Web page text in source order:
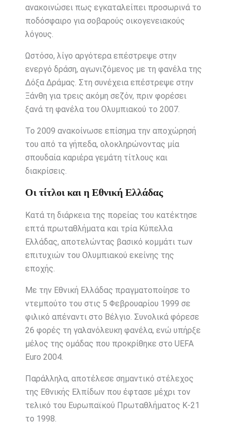
ανακοινώσει πως εγκαταλείπει προσωρινά το
ποδόσφαιρο για σοβαρούς οικογενειακούς
λόγους.
Ωστόσο, λίγο αργότερα επέστρεψε στην
ενεργό δράση, αγωνιζόμενος με τη φανέλα της
Δόξα Δράμας. Στη συνέχεια επέστρεψε στην
Ξάνθη για τρεις ακόμη σεζόν, πριν φορέσει
ξανά τη φανέλα του Ολυμπιακού το 2007.
Το 2009 ανακοίνωσε επίσημα την αποχώρησή
του από τα γήπεδα, ολοκληρώνοντας μία
σπουδαία καριέρα γεμάτη τίτλους και
διακρίσεις.
Οι τίτλοι και η Εθνική Ελλάδας
Κατά τη διάρκεια της πορείας του κατέκτησε
επτά πρωταθλήματα και τρία Κύπελλα
Ελλάδας, αποτελώντας βασικό κομμάτι των
επιτυχιών του Ολυμπιακού εκείνης της
εποχής.
Με την Εθνική Ελλάδας πραγματοποίησε το
ντεμπούτο του στις 5 Φεβρουαρίου 1999 σε
φιλικό απέναντι στο Βέλγιο. Συνολικά φόρεσε
26 φορές τη γαλανόλευκη φανέλα, ενώ υπήρξε
μέλος της ομάδας που προκρίθηκε στο UEFA
Euro 2004.
Παράλληλα, αποτέλεσε σημαντικό στέλεχος
της Εθνικής Ελπίδων που έφτασε μέχρι τον
τελικό του Ευρωπαϊκού Πρωταθλήματος Κ-21
το 1998.